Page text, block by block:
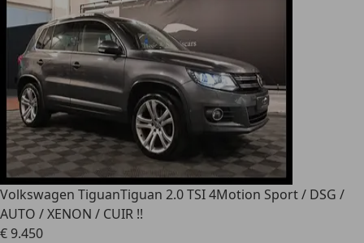
Volkswagen TiguanTiguan 2.0 TSI 4Motion Sport / DSG /
AUTO / XENON / CUIR !!
€ 9.450